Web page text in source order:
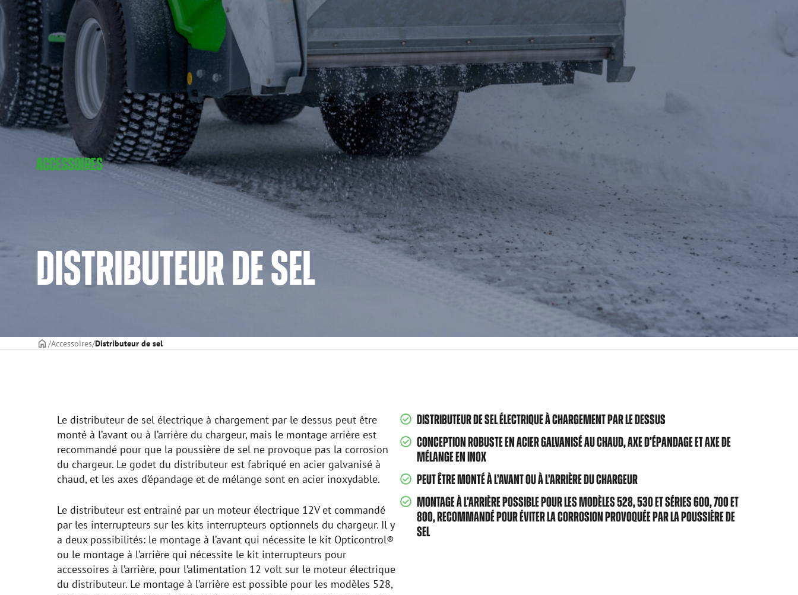
ACCESSOIRES
DISTRIBUTEUR DE SEL
PAGE DE COUVERTURE
Accessoires Distributeur de sel
Le distributeur de sel électrique à chargement par le dessus peut être
monté à l’avant ou à l’arrière du chargeur, mais le montage arrière est
recommandé pour que la poussière de sel ne provoque pas la corrosion
du chargeur. Le godet du distributeur est fabriqué en acier galvanisé à
chaud, et les axes d’épandage et de mélange sont en acier inoxydable.
Le distributeur est entrainé par un moteur électrique 12V et commandé
par les interrupteurs sur les kits interrupteurs optionnels du chargeur. Il y
a deux possibilités: le montage à l’avant qui nécessite le kit Opticontrol®
ou le montage à l’arrière qui nécessite le kit interrupteurs pour
accessoires à l’arrière, pour l’alimentation 12 volt sur le moteur électrique
du distributeur. Le montage à l’arrière est possible pour les modèles 528,
DISTRIBUTEUR DE SEL ÉLECTRIQUE À CHARGEMENT PAR LE DESSUS
CONCEPTION ROBUSTE EN ACIER GALVANISÉ AU CHAUD, AXE D’ÉPANDAGE ET AXE DE
MÉLANGE EN INOX
PEUT ÊTRE MONTÉ À L’AVANT OU À L’ARRIÈRE DU CHARGEUR
MONTAGE À L’ARRIÈRE POSSIBLE POUR LES MODÈLES 528, 530 ET SÉRIES 600, 700 ET
800, RECOMMANDÉ POUR ÉVITER LA CORROSION PROVOQUÉE PAR LA POUSSIÈRE DE
SEL